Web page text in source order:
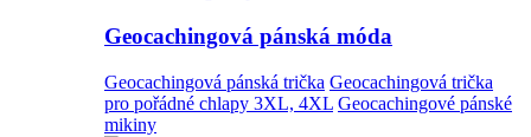
Geocachingová pánská móda
Geocachingová pánská trička Geocachingová trička
pro pořádné chlapy 3XL, 4XL Geocachingové pánské
mikiny